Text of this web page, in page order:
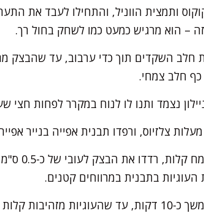
ותמצית הווניל, והתחילו לעבד את
– הוא מרגיש כמעט כמו לשחק בחול רך.
חלב השקדים תוך כדי ערבוב, עד שהבצק
חלב צמחי.
נצמד ותנו לו לנוח במקרר לפחות חצי
בעזרת
העוגיות בתבנית במרווחים קטנים.
אפו בתנור החם במשך כ-10 דקות, עד